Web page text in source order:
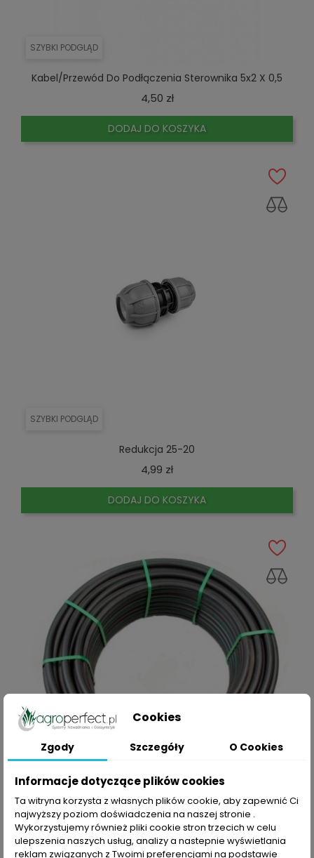
SZYBKI PODGLĄD
Kabel/Przewód Do Podłączenia Sterownika 5x2 X 0,5
4,50 złCena
DODAJ DO KOSZYKA
SZYBKI PODGLĄD
Redukcja 25-20
4,99 złCena
DODAJ DO KOSZYKA
SZYBKI PODGLĄD
Rura PE 32mm PN6 100mb
269,00 złCena
Cookies
Zgody Szczegóły O Cookies
Informacje dotyczące plików cookies
Ta witryna korzysta z własnych plików cookie, aby zapewnić Ci
najwyższy poziom doświadczenia na naszej stronie .
Wykorzystujemy również pliki cookie stron trzecich w celu
ulepszenia naszych usług, analizy a nastepnie wyświetlania
reklam związanych z Twoimi preferencjami na podstawie